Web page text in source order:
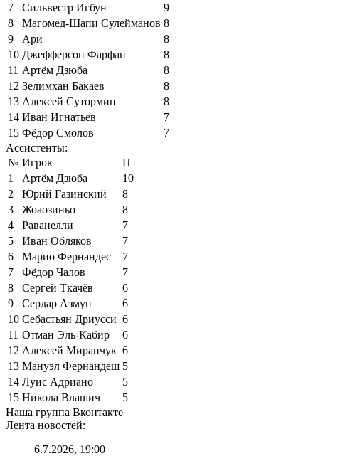
7
Сильвестр Игбун
9
8
Магомед-Шапи Сулейманов 8
9
Ари
8
10 Джефферсон Фарфан
8
11 Артём Дзюба
8
12 Зелимхан Бакаев
8
13 Алексей Сутормин
8
14 Иван Игнатьев
7
15 Фёдор Смолов
7
Ассистенты:
№ Игрок
П
1
Артём Дзюба
10
2
Юрий Газинский
8
3
Жоаозиньо
8
4
Раванелли
7
5
Иван Обляков
7
6
Марио Фернандес
7
7
Фёдор Чалов
7
8
Сергей Ткачёв
6
9
Сердар Азмун
6
10 Себастьян Дриусси 6
11 Отман Эль-Кабир
6
12 Алексей Миранчук 6
13 Мануэл Фернандеш 5
14 Луис Адриано
5
15 Никола Влашич
5
Наша группа Вконтакте
Лента новостей:
6.7.2026, 19:00